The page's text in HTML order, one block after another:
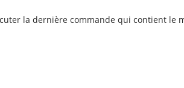
la dernière commande qui contient le